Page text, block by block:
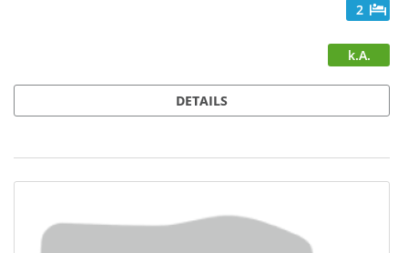
2
k.A.
DETAILS